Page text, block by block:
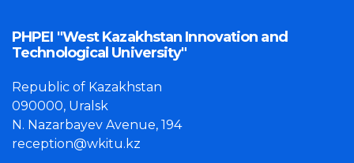
PHPEI "West Kazakhstan Innovation and
Technological University"
Republic of Kazakhstan
090000, Uralsk
N. Nazarbayev Avenue, 194
reception@wkitu.kz